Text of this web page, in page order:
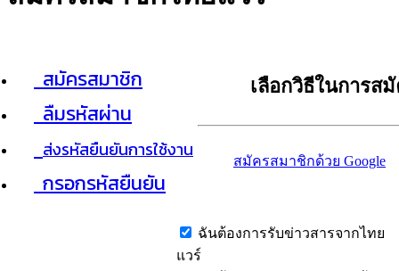
สมัครสมาชิก
ลืมรหัสผ่าน
ส่งรหัสยืนยันการใช้งาน
กรอกรหัสยืนยัน
เลือกวิธีในการส
สมัครสมาชิกด้วย Google
ฉันต้องการรับข่าวสารจากไทย
แวร์